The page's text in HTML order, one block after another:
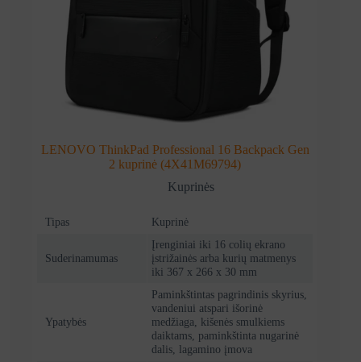
LENOVO ThinkPad Professional 16 Backpack Gen
2 kuprinė (4X41M69794)
Kuprinės
Tipas Kuprinė
Suderinamumas
Įrenginiai iki 16 colių ekrano
įstrižainės arba kurių matmenys
iki 367 x 266 x 30 mm
Ypatybės
Paminkštintas pagrindinis skyrius,
vandeniui atspari išorinė
medžiaga, kišenės smulkiems
daiktams, paminkštinta nugarinė
dalis, lagamino įmova